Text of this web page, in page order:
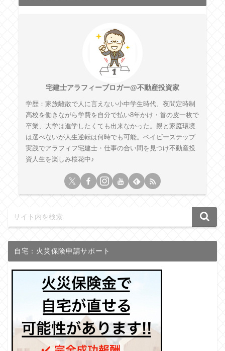
宅建士アラフィーブロガー@不動産投資家
学歴：家族離散で人に言えない小中学生時代、夜間定時制
高校を働きながら学費を自分で払い8年かけ・首の皮一枚で
卒業、大学は進学したくても出来なかった。親と家庭環境
は選べないが人生逆転は何時でも可能。ベイビーステップ
実践でアラフィフ宅建士・仕事の合い間を見つけ不動産投
資人生を楽しみ桜花中♪
自宅：火災保険申請サポート